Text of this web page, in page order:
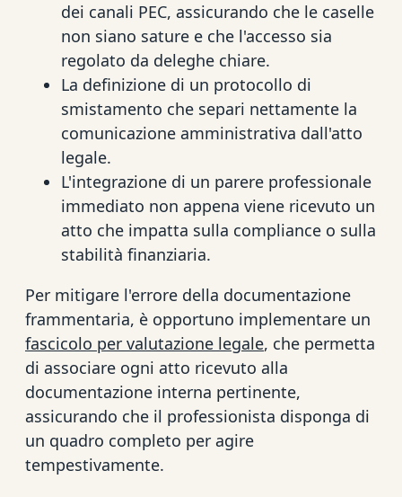
dei canali PEC, assicurando che le caselle
non siano sature e che l'accesso sia
regolato da deleghe chiare.
La definizione di un protocollo di
smistamento che separi nettamente la
comunicazione amministrativa dall'atto
legale.
L'integrazione di un parere professionale
immediato non appena viene ricevuto un
atto che impatta sulla compliance o sulla
stabilità finanziaria.
Per mitigare l'errore della documentazione
frammentaria, è opportuno implementare un
fascicolo per valutazione legale, che permetta
di associare ogni atto ricevuto alla
documentazione interna pertinente,
assicurando che il professionista disponga di
un quadro completo per agire
tempestivamente.